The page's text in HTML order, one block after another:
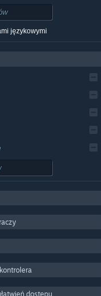
językowymi
dostępu